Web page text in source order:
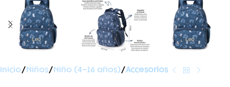
Inicio Niños Niño (4-16 años) Accesorios